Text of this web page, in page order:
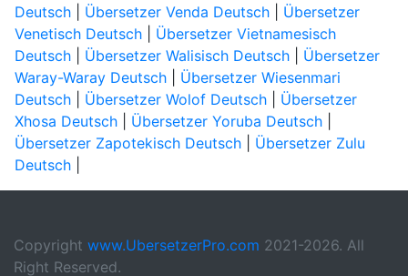
Deutsch| Übersetzer Venda Deutsch| Übersetzer
Venetisch Deutsch| Übersetzer Vietnamesisch
Deutsch| Übersetzer Walisisch Deutsch| Übersetzer
Waray-Waray Deutsch| Übersetzer Wiesenmari
Deutsch| Übersetzer Wolof Deutsch| Übersetzer
Xhosa Deutsch| Übersetzer Yoruba Deutsch|
Übersetzer Zapotekisch Deutsch| Übersetzer Zulu
Deutsch|
Copyright www.UbersetzerPro.com 2021-2026. All
Right Reserved.